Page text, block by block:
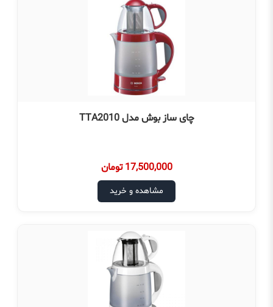
چای ساز بوش مدل TTA2010
17,500,000 تومان
مشاهده و خرید